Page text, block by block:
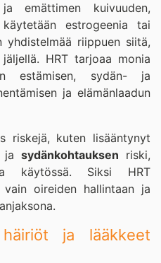
emättimen kuivuuden,
estrogeenia tai
yhdistelmää riippuen siitä,
HRT tarjoaa monia
estämisen, sydän- ja
ja elämänlaadun
riskejä, kuten lisääntynyt
ja sydänkohtauksen riski,
käytössä. Siksi HRT
oireiden hallintaan ja
häiriöt ja lääkkeet